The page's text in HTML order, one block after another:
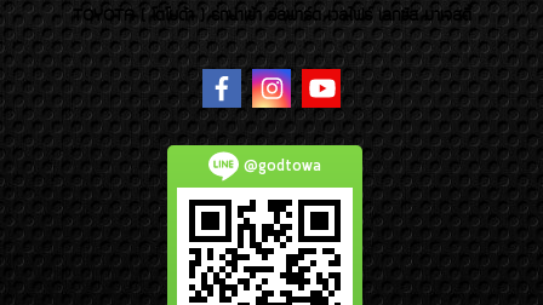
TOYOTA ( โตโยต้า ) รถนำเข้า อัลพาร์ด เวลไฟร์ เลกซัส มาเจสตี้
@godtowa